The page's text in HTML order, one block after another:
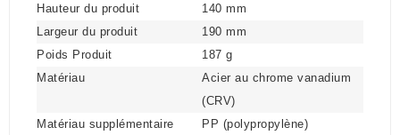
Hauteur du produit
140 mm
Largeur du produit
190 mm
Poids Produit
187 g
Matériau
Acier au chrome vanadium
(CRV)
Matériau supplémentaire
PP (polypropylène)